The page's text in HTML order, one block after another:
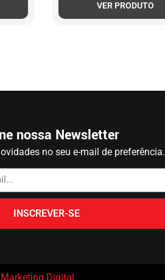
VER PRODUTO
nossa Newsletter
no seu e-mail de preferência.
INSCREVER-SE
Digital